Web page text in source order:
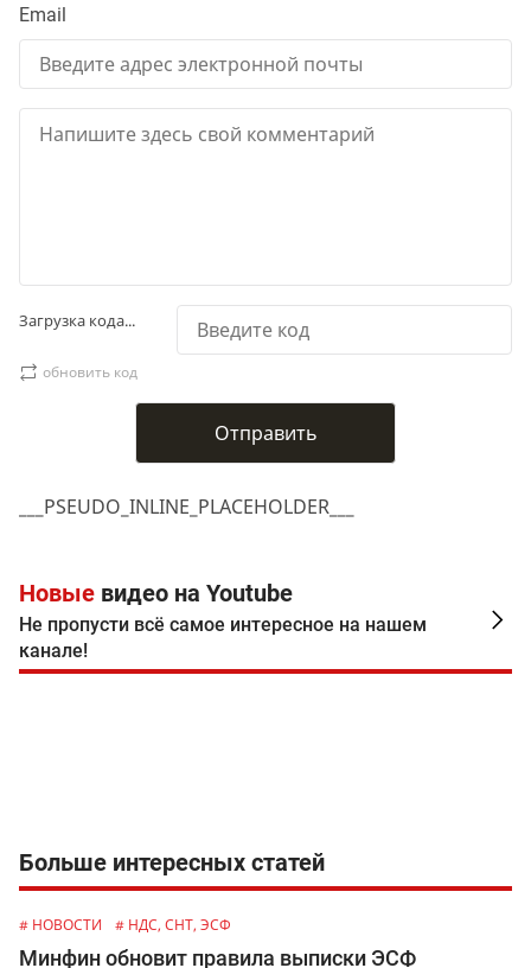
___PSEUDO_INLINE_PLACEHOLDER___
Email
Загрузка кода...
обновить код
Новые видео на Youtube
Не пропусти всё самое интересное на нашем
канале!
Больше интересных статей
# НОВОСТИ # НДС, СНТ, ЭСФ
Минфин обновит правила выписки ЭСФ